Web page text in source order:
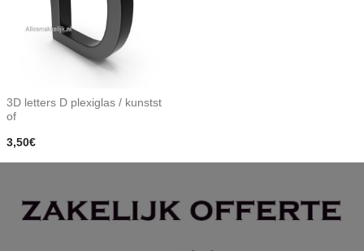
3D letters D plexiglas / kunstst
of
3,50€